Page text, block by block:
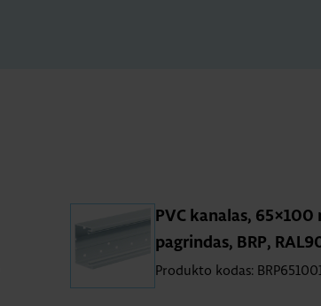
PVC kanalas, 65×100
pagrindas, BRP,
Produkto kodas: